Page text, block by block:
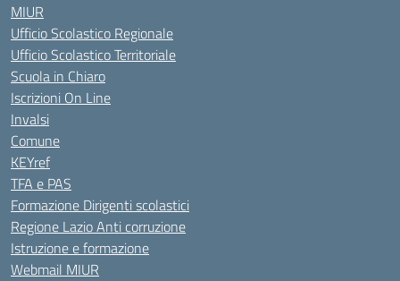
MIUR
Ufficio Scolastico Regionale
Ufficio Scolastico Territoriale
Scuola in Chiaro
Iscrizioni On Line
Invalsi
Comune
KEYref
TFA e PAS
Formazione Dirigenti scolastici
Regione Lazio Anti corruzione
Istruzione e formazione
Webmail MIUR